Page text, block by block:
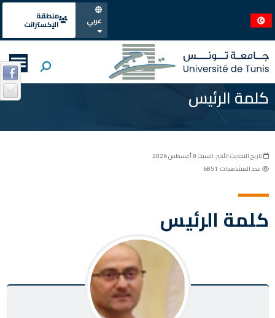
عربي
منطقة
الإكسترانت
كلمة الرئيس
تاريخ التحديث الأخير: السبت 8 أغسطس 2026
عدد المشاهدات: 6851
كلمة الرئيس